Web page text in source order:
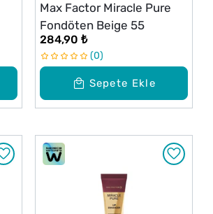
Sepete Ekle
Max Factor Miracle Pure
Fondöten Beige 55
284,90 ₺
0